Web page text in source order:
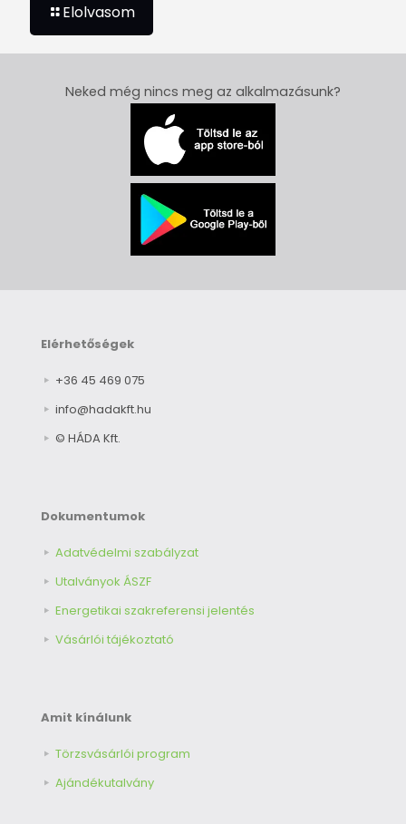
Elolvasom
Neked még nincs meg az alkalmazásunk?
Elérhetőségek
+36 45 469 075
info@hadakft.hu
© HÁDA Kft.
Dokumentumok
Adatvédelmi szabályzat
Utalványok ÁSZF
Energetikai szakreferensi jelentés
Vásárlói tájékoztató
Amit kínálunk
Törzsvásárlói program
Ajándékutalvány